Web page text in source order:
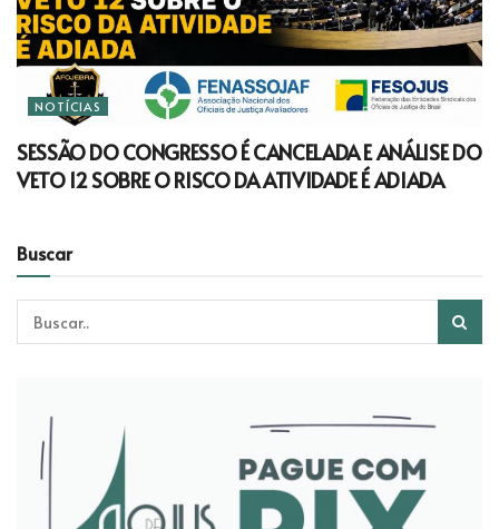
NOTÍCIAS
SESSÃO DO CONGRESSO É CANCELADA E ANÁLISE DO
VETO 12 SOBRE O RISCO DA ATIVIDADE É ADIADA
Buscar